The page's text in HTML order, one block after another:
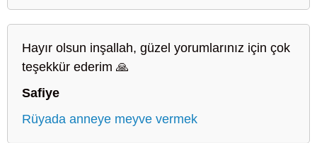
Hayır olsun inşallah, güzel yorumlarınız için çok
teşekkür ederim 🙏
Safiye
Rüyada anneye meyve vermek